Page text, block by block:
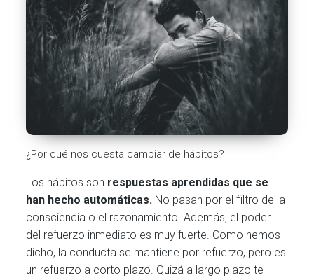
¿Por qué nos cuesta cambiar de hábitos?
Los hábitos son respuestas aprendidas que se
han hecho automáticas. No pasan por el filtro de la
consciencia o el razonamiento. Además, el poder
del refuerzo inmediato es muy fuerte. Como hemos
dicho, la conducta se mantiene por refuerzo, pero es
un refuerzo a corto plazo. Quizá a largo plazo te